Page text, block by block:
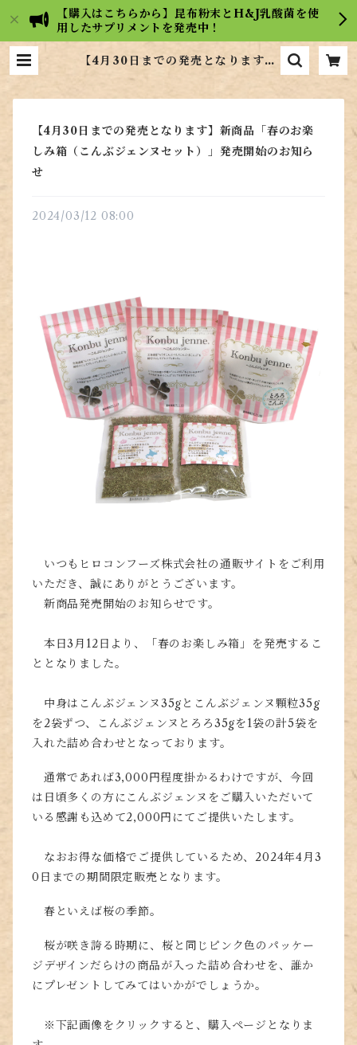
【購入はこちらから】昆布粉末とH&J乳酸菌を使
用したサプリメントを発売中！
【4月30日までの発売となります】
せ | 【広島の昆布屋】ヒロコンフー
【4月30日までの発売となります】新商品「春のお楽
しみ箱（こんぶジェンヌセット）」発売開始のお知ら
せ
2024/03/12 08:00
いつもヒロコンフーズ株式会社の通販サイトをご利用
いただき、誠にありがとうございます。
新商品発売開始のお知らせです。
本日3月12日より、「春のお楽しみ箱」を発売するこ
ととなりました。
中身はこんぶジェンヌ35gとこんぶジェンヌ顆粒35g
を2袋ずつ、こんぶジェンヌとろろ35gを1袋の計5袋を
入れた詰め合わせとなっております。
通常であれば3,000円程度掛かるわけですが、今回
は日頃多くの方にこんぶジェンヌをご購入いただいて
いる感謝も込めて2,000円にてご提供いたします。
なおお得な価格でご提供しているため、2024年4月3
0日までの期間限定販売となります。
春といえば桜の季節。
桜が咲き誇る時期に、桜と同じピンク色のパッケー
ジデザインだらけの商品が入った詰め合わせを、誰か
にプレゼントしてみてはいかがでしょうか。
※下記画像をクリックすると、購入ページとなりま